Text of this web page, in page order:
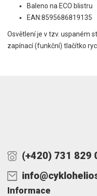
Baleno na ECO blistru
EAN:8595686819135
Osvětlení je v tzv. uspaném
zapínací (funkční) tlačítko
(+420) 731 829
Informace